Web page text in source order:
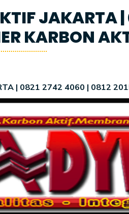
JAKARTA
KARBON
| 0821 2742 4060 | 0812